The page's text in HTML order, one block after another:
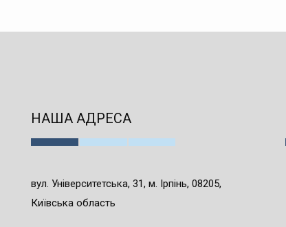
НАША АДРЕСА
вул. Університетська, 31, м. Ірпінь, 08205,
Київська область